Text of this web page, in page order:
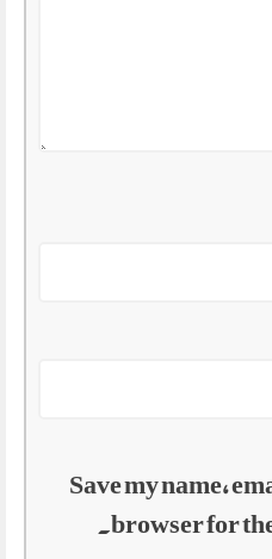
Save my name,
browser for